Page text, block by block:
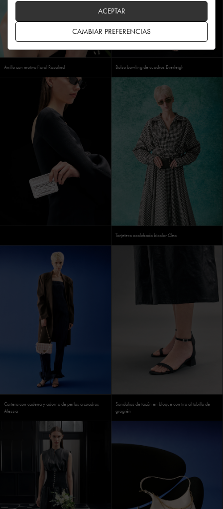
Anillo con motivo floral Rosalind Bolso bowling de cuadros Everleigh
Tarjetero acolchado bicolor Cleo
Cartera con cadena y adorno de perlas a cuadros
Alessia
Sandalias de tacón en bloque con tira al tobillo de
grogrén
CAMBIAR PREFERENCIAS
ACEPTAR